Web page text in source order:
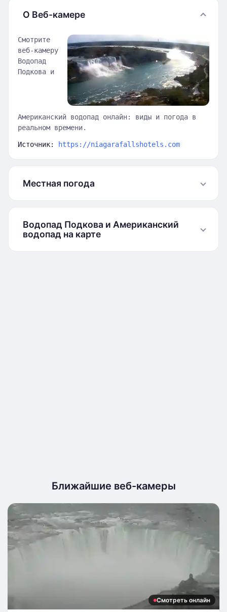
О Веб-камере
Смотрите
веб-камеру
Водопад
Подкова и
Американский водопад онлайн: виды и погода в
реальном времени.
Источник: https://niagarafallshotels.com
Местная погода
Водопад Подкова и Американский
водопад на карте
Ближайшие веб-камеры
Смотреть онлайн